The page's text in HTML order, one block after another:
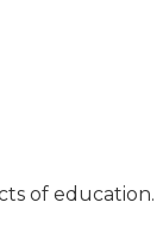
of education.